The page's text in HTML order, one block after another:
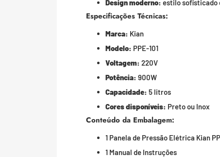
Design moderno: estilo sofisticado
Especificações Técnicas:
Marca: Kian
Modelo: PPE-101
Voltagem: 220V
Potência: 900W
Capacidade: 5 litros
Cores disponíveis: Preto ou Inox
Conteúdo da Embalagem:
1 Panela de Pressão Elétrica Kian
1 Manual de Instruções